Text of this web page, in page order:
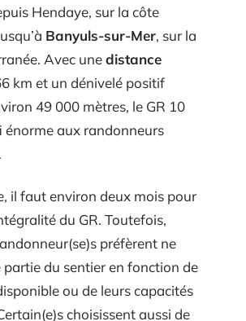
Hendaye, sur la côte
Banyuls-sur-Mer, sur la
Avec unedistance
km et un dénivelé positif
49 000 mètres, le GR 10
énorme aux randonneurs
il faut environ deux mois pour
du GR. Toutefois,
préfèrent ne
partie du sentier en fonction de
ou de leurs capacités
choisissent aussi de